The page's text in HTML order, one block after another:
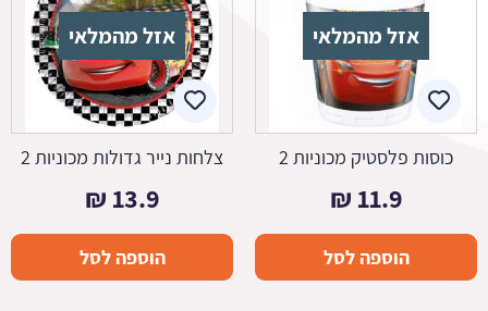
אזל מהמלאי
כוסות פלסטיק מכוניות 2
11.9
₪
הוספה לסל
אזל מהמלאי
צלחות נייר גדולות מכוניות 2
13.9
₪
הוספה לסל